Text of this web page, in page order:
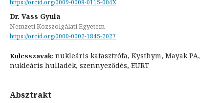
https://orcid.org/0009-0008-0115-004X
Dr. Vass Gyula
Nemzeti Közszolgálati Egyetem
https://orcid.org/0000-0002-1845-2027
Kulcsszavak: nukleáris katasztrófa, Kysthym, Mayak PA,
nukleáris hulladék, szennyeződés, EURT
Absztrakt